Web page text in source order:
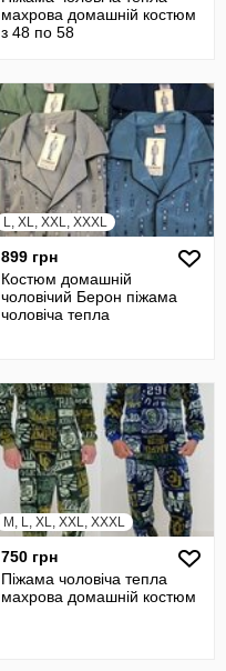
махрова домашній костюм
з 48 по 58
L, XL, XXL, XXXL
899 грн
Костюм домашній
чоловічий Берон піжама
чоловіча тепла
M, L, XL, XXL, XXXL
750 грн
Піжама чоловіча тепла
махрова домашній костюм